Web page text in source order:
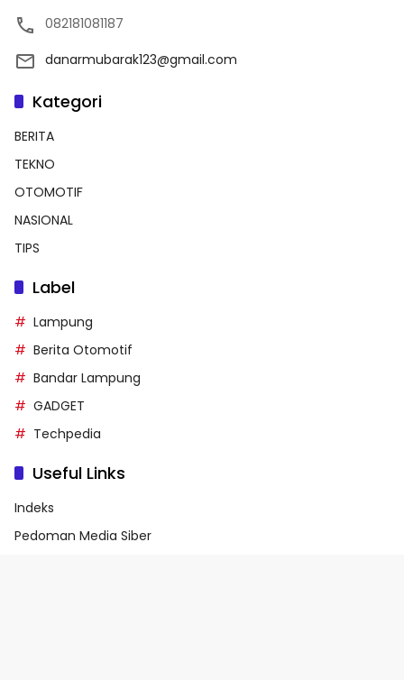
082181081187
danarmubarak123@gmail.com
Kategori
BERITA
TEKNO
OTOMOTIF
NASIONAL
TIPS
Label
Lampung
Berita Otomotif
Bandar Lampung
GADGET
Techpedia
Useful Links
Indeks
Pedoman Media Siber